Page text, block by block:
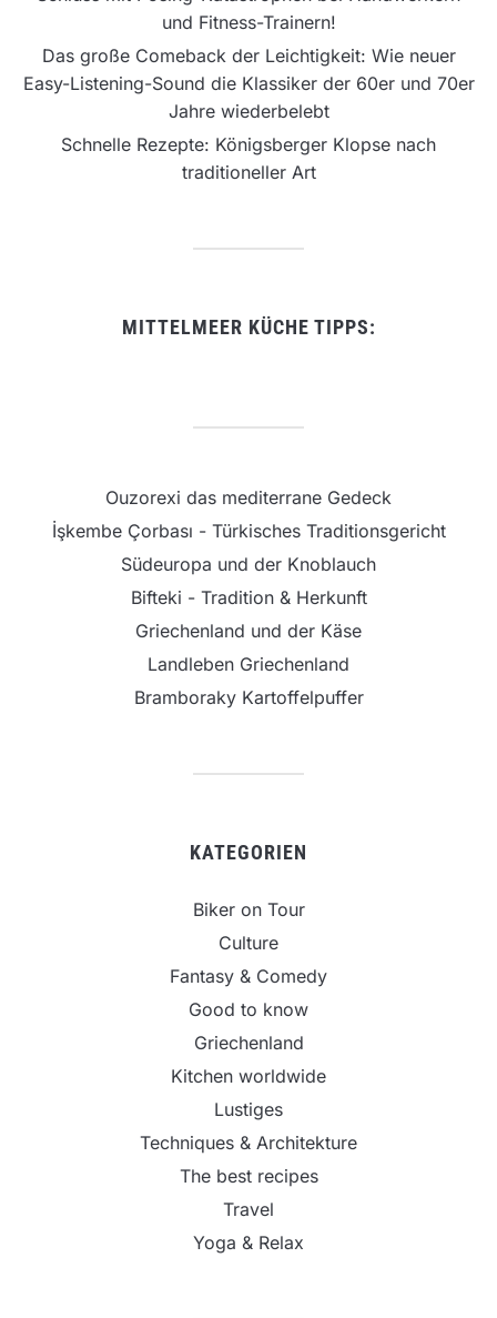
und Fitness-Trainern!
Das große Comeback der Leichtigkeit: Wie neuer
Easy-Listening-Sound die Klassiker der 60er und 70er
Jahre wiederbelebt
Schnelle Rezepte: Königsberger Klopse nach
traditioneller Art
MITTELMEER KÜCHE TIPPS:
Ouzorexi das mediterrane Gedeck
İşkembe Çorbası - Türkisches Traditionsgericht
Südeuropa und der Knoblauch
Bifteki - Tradition & Herkunft
Griechenland und der Käse
Landleben Griechenland
Bramboraky Kartoffelpuffer
KATEGORIEN
Biker on Tour
Culture
Fantasy & Comedy
Good to know
Griechenland
Kitchen worldwide
Lustiges
Techniques & Architekture
The best recipes
Travel
Yoga & Relax